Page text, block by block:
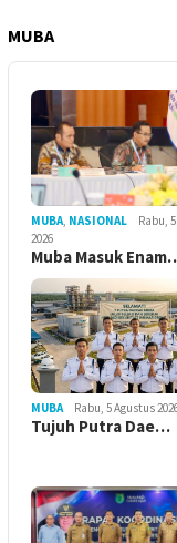
MUBA
MUBA, NASIONAL
Rabu,
2026
Muba Masuk
MUBA Rabu, 5 Agustus
Tujuh Putra Dae…